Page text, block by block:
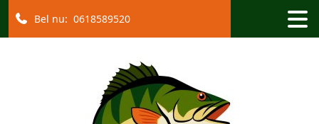
Bel nu: 0618589520